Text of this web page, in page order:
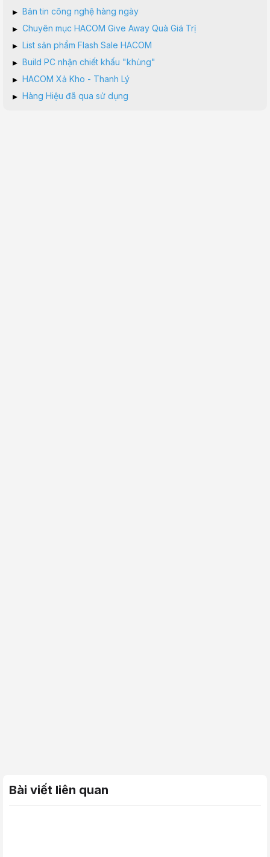
▸ Bản tin công nghệ hàng ngày
▸ Chuyên mục HACOM Give Away Quà Giá Trị
▸ List sản phẩm Flash Sale HACOM
▸ Build PC nhận chiết khấu "khủng"
▸ HACOM Xả Kho - Thanh Lý
▸ Hàng Hiệu đã qua sử dụng
Bài viết liên quan